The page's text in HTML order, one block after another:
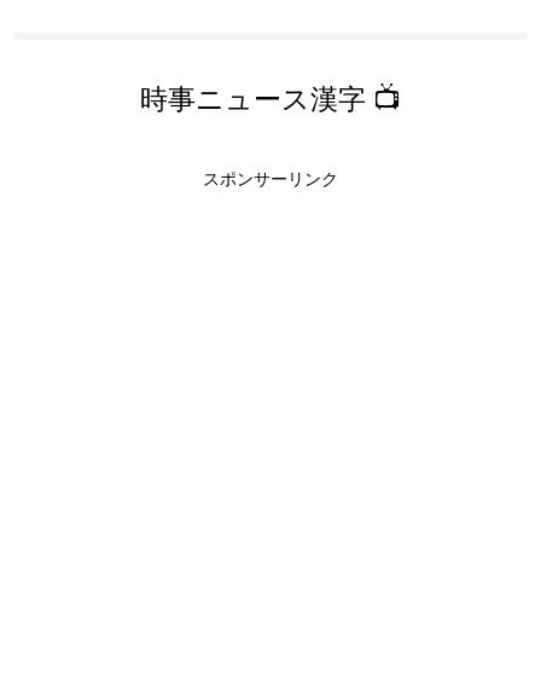
時事ニュース漢字 📺
スポンサーリンク